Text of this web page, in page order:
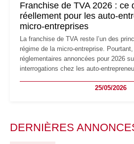
Franchise de TVA 2026 : ce
réellement pour les auto-
micro-entreprises
La franchise de TVA reste l’un des
régime de la micro-entreprise.
réglementaires annoncées pour 2026
interrogations chez les auto-
facturation ou risque de bascule vers la
25/05/2026
DERNIÈRES